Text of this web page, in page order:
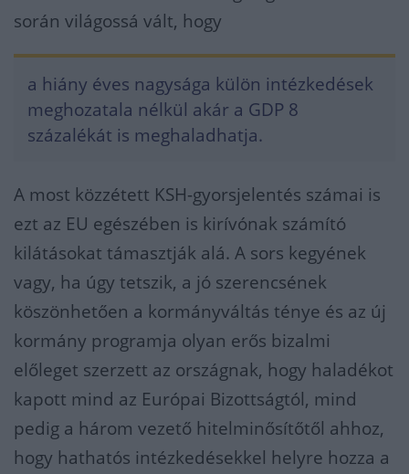
során világossá vált, hogy
a hiány éves nagysága külön intézkedések
meghozatala nélkül akár a GDP 8
százalékát is meghaladhatja.
A most közzétett KSH-gyorsjelentés számai is
ezt az EU egészében is kirívónak számító
kilátásokat támasztják alá. A sors kegyének
vagy, ha úgy tetszik, a jó szerencsének
köszönhetően a kormányváltás ténye és az új
kormány programja olyan erős bizalmi
előleget szerzett az országnak, hogy haladékot
kapott mind az Európai Bizottságtól, mind
pedig a három vezető hitelminősítőtől ahhoz,
hogy hathatós intézkedésekkel helyre hozza a